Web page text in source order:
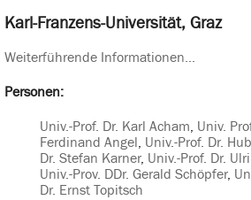
Karl-Franzens-Universität, Graz
Weiterführende Informationen...
Personen:
Univ.-Prof. Dr. Karl Acham, Univ.
Ferdinand Angel , Univ.-Prof. Dr.
Dr. Stefan Karner, Univ.-Prof. Dr.
Univ.-Prov. DDr. Gerald Schöpfer,
Dr. Ernst Topitsch